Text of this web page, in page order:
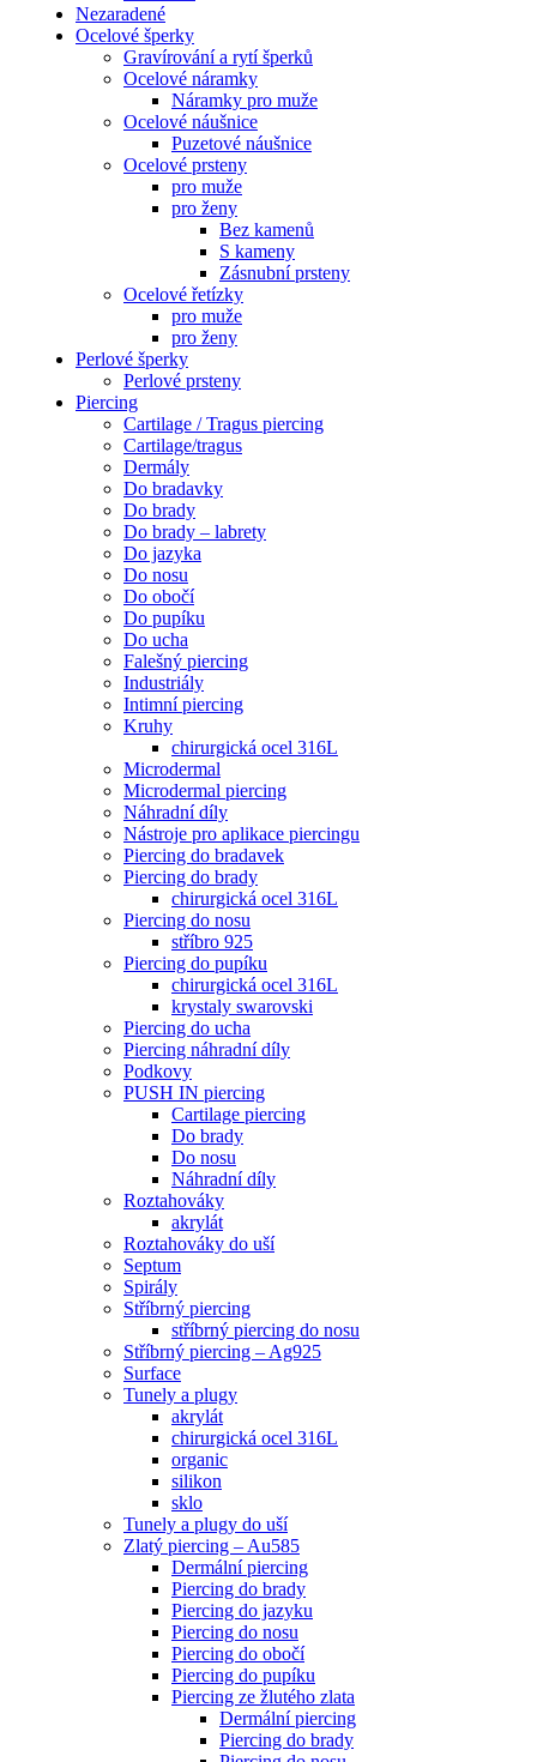
Nezaradené
Ocelové šperky
Gravírování a rytí šperků
Ocelové náramky
Náramky pro muže
Ocelové náušnice
Puzetové náušnice
Ocelové prsteny
pro muže
pro ženy
Bez kamenů
S kameny
Zásnubní prsteny
Ocelové řetízky
pro muže
pro ženy
Perlové šperky
Perlové prsteny
Piercing
Cartilage / Tragus piercing
Cartilage/tragus
Dermály
Do bradavky
Do brady
Do brady – labrety
Do jazyka
Do nosu
Do obočí
Do pupíku
Do ucha
Falešný piercing
Industriály
Intimní piercing
Kruhy
chirurgická ocel 316L
Microdermal
Microdermal piercing
Náhradní díly
Nástroje pro aplikace piercingu
Piercing do bradavek
Piercing do brady
chirurgická ocel 316L
Piercing do nosu
stříbro 925
Piercing do pupíku
chirurgická ocel 316L
krystaly swarovski
Piercing do ucha
Piercing náhradní díly
Podkovy
PUSH IN piercing
Cartilage piercing
Do brady
Do nosu
Náhradní díly
Roztahováky
akrylát
Roztahováky do uší
Septum
Spirály
Stříbrný piercing
stříbrný piercing do nosu
Stříbrný piercing – Ag925
Surface
Tunely a plugy
akrylát
chirurgická ocel 316L
organic
silikon
sklo
Tunely a plugy do uší
Zlatý piercing – Au585
Dermální piercing
Piercing do brady
Piercing do jazyku
Piercing do nosu
Piercing do obočí
Piercing do pupíku
Piercing ze žlutého zlata
Dermální piercing
Piercing do brady